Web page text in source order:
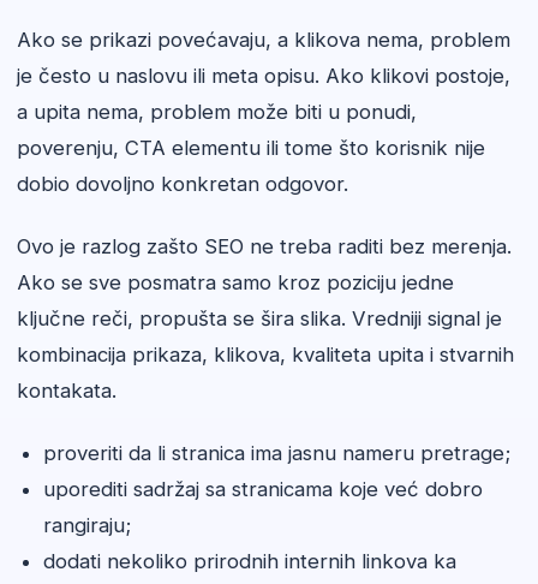
Ako se prikazi povećavaju, a klikova nema, problem
je često u naslovu ili meta opisu. Ako klikovi postoje,
a upita nema, problem može biti u ponudi,
poverenju, CTA elementu ili tome što korisnik nije
dobio dovoljno konkretan odgovor.
Ovo je razlog zašto SEO ne treba raditi bez merenja.
Ako se sve posmatra samo kroz poziciju jedne
ključne reči, propušta se šira slika. Vredniji signal je
kombinacija prikaza, klikova, kvaliteta upita i stvarnih
kontakata.
proveriti da li stranica ima jasnu nameru pretrage;
uporediti sadržaj sa stranicama koje već dobro
rangiraju;
dodati nekoliko prirodnih internih linkova ka